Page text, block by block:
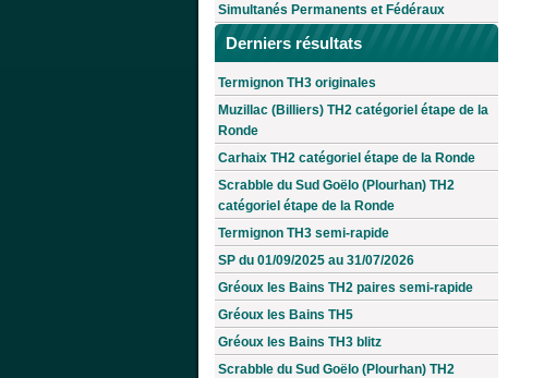
Simultanés Permanents et Fédéraux
Derniers résultats
Termignon TH3 originales
Muzillac (Billiers) TH2 catégoriel étape de la
Ronde
Carhaix TH2 catégoriel étape de la Ronde
Scrabble du Sud Goëlo (Plourhan) TH2
catégoriel étape de la Ronde
Termignon TH3 semi-rapide
SP du 01/09/2025 au 31/07/2026
Gréoux les Bains TH2 paires semi-rapide
Gréoux les Bains TH5
Gréoux les Bains TH3 blitz
Scrabble du Sud Goëlo (Plourhan) TH2